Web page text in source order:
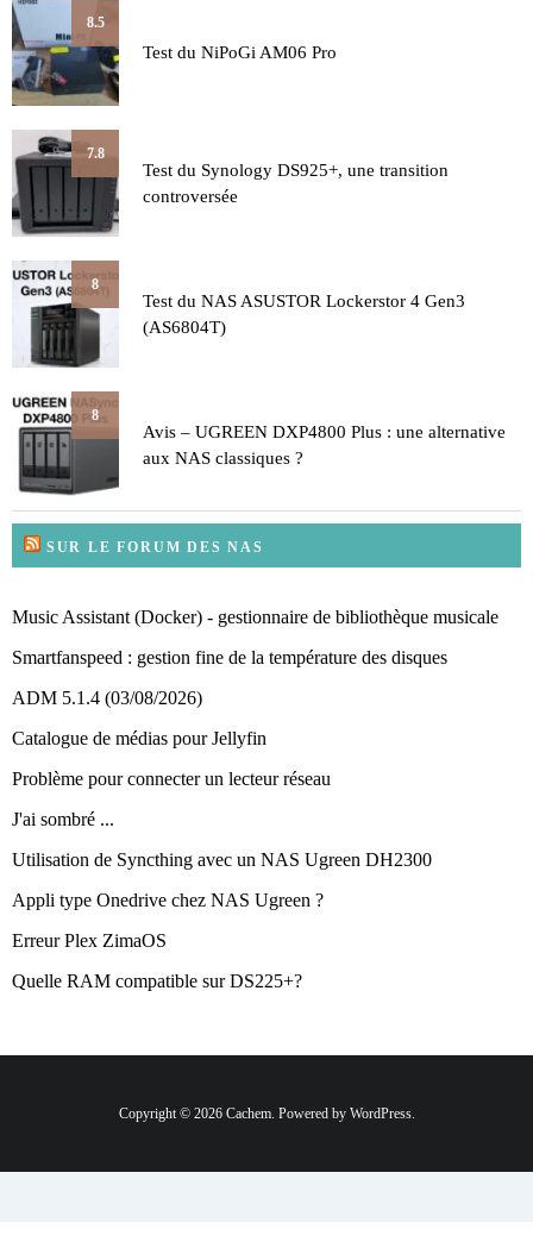
8.5
Test du NiPoGi AM06 Pro
7.8
Test du Synology DS925+, une transition
controversée
8
Test du NAS ASUSTOR Lockerstor 4 Gen3
(AS6804T)
8
Avis – UGREEN DXP4800 Plus : une alternative
aux NAS classiques ?
SUR LE FORUM DES NAS
Music Assistant (Docker) - gestionnaire de bibliothèque musicale
Smartfanspeed : gestion fine de la température des disques
ADM 5.1.4 (03/08/2026)
Catalogue de médias pour Jellyfin
Problème pour connecter un lecteur réseau
J'ai sombré ...
Utilisation de Syncthing avec un NAS Ugreen DH2300
Appli type Onedrive chez NAS Ugreen ?
Erreur Plex ZimaOS
Quelle RAM compatible sur DS225+?
Copyright © 2026 Cachem. Powered by WordPress.